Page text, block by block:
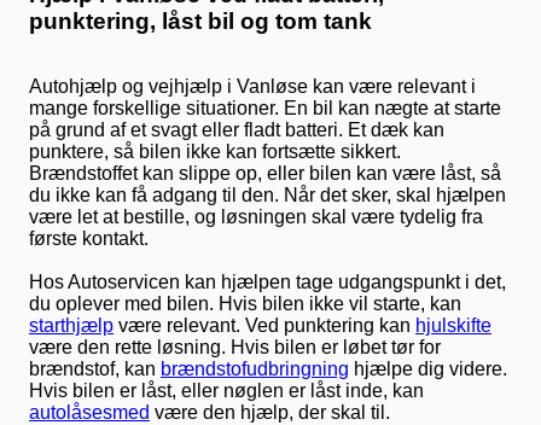
punktering, låst bil og tom tank
Autohjælp og vejhjælp i Vanløse kan være relevant i
mange forskellige situationer. En bil kan nægte at starte
på grund af et svagt eller fladt batteri. Et dæk kan
punktere, så bilen ikke kan fortsætte sikkert.
Brændstoffet kan slippe op, eller bilen kan være låst, så
du ikke kan få adgang til den. Når det sker, skal hjælpen
være let at bestille, og løsningen skal være tydelig fra
første kontakt.
Hos Autoservicen kan hjælpen tage udgangspunkt i det,
du oplever med bilen. Hvis bilen ikke vil starte, kan
starthjælp være relevant. Ved punktering kan hjulskifte
være den rette løsning. Hvis bilen er løbet tør for
brændstof, kan brændstofudbringning hjælpe dig videre.
Hvis bilen er låst, eller nøglen er låst inde, kan
autolåsesmed være den hjælp, der skal til.